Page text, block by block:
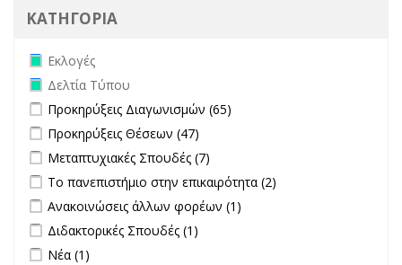
ΚΑΤΗΓΟΡΙΑ
Remove Εκλογές filter
Εκλογές
Remove Δελτία Τύπου filter
Δελτία Τύπου
Apply Προκηρύξεις Διαγωνισμών filter
Προκηρύξεις Διαγωνισμών (65)
Apply Προκηρύξεις Θέσεων filter
Προκηρύξεις Θέσεων (47)
Apply Μεταπτυχιακές Σπουδές filter
Μεταπτυχιακές Σπουδές (7)
Apply Το πανεπιστήμιο στην επικαιρότητα filter
Το πανεπιστήμιο στην επικαιρότητα (2)
Apply Ανακοινώσεις άλλων φορέων filter
Ανακοινώσεις άλλων φορέων (1)
Apply Διδακτορικές Σπουδές filter
Διδακτορικές Σπουδές (1)
Apply Νέα filter
Νέα (1)